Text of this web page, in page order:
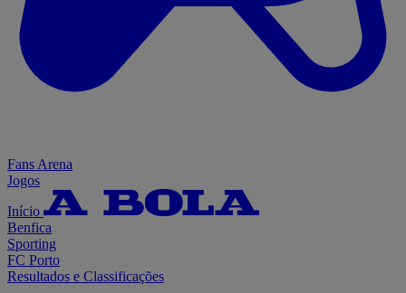
Fans Arena
Jogos
Início
Benfica
Sporting
FC Porto
Resultados e Classificações